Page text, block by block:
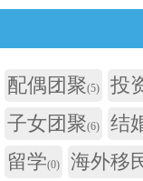
配偶团聚(5) 投
子女团聚(6) 结
留学(0) 海外移